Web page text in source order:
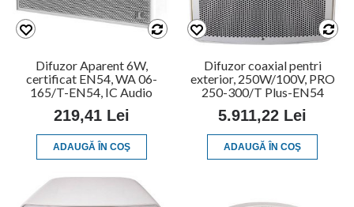
Difuzor Aparent 6W,
certificat EN54, WA 06-
165/T-EN54, IC Audio
219,41 Lei
ADAUGĂ ÎN COŞ
Difuzor coaxial pentri
exterior, 250W/100V, PRO
250-300/T Plus-EN54
5.911,22 Lei
ADAUGĂ ÎN COŞ